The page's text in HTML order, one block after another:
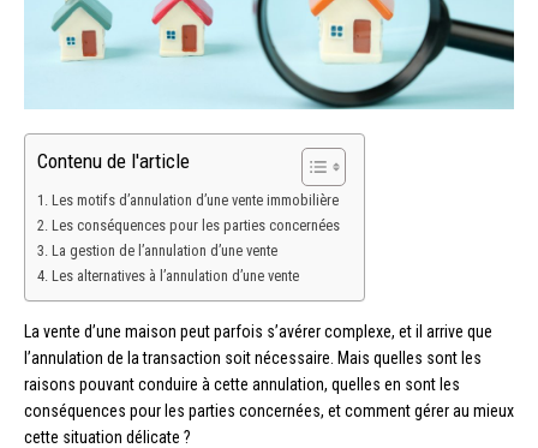
Contenu de l'article
Les motifs d’annulation d’une vente immobilière
Les conséquences pour les parties concernées
La gestion de l’annulation d’une vente
Les alternatives à l’annulation d’une vente
La vente d’une maison peut parfois s’avérer complexe, et il arrive que
l’annulation de la transaction soit nécessaire. Mais quelles sont les
raisons pouvant conduire à cette annulation, quelles en sont les
conséquences pour les parties concernées, et comment gérer au mieux
cette situation délicate ?